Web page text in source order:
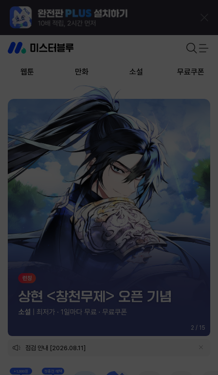
웹툰 만화 소설 무료쿠폰
2 / 15
점검 안내 [2026.08.11]
+1,000원 첫충전 혜택